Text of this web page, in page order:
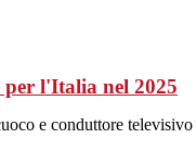
l'Italia nel 2025
e conduttore